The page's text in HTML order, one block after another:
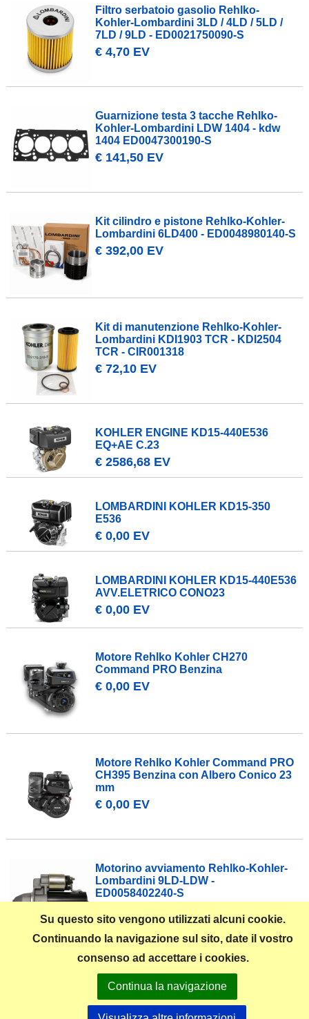
Su questo sito vengono utilizzati alcuni cookie.
Continuando la navigazione sul sito, date il vostro
consenso ad accettare i cookies.
Continua la navigazione
Filtro serbatoio gasolio Rehlko-
Kohler-Lombardini 3LD / 4LD / 5LD /
7LD / 9LD - ED0021750090-S
€ 4,70 EV
Guarnizione testa 3 tacche Rehlko-
Kohler-Lombardini LDW 1404 - kdw
1404 ED0047300190-S
€ 141,50 EV
Kit cilindro e pistone Rehlko-Kohler-
Lombardini 6LD400 - ED0048980140-S
€ 392,00 EV
Kit di manutenzione Rehlko-Kohler-
Lombardini KDI1903 TCR - KDI2504
TCR - CIR001318
€ 72,10 EV
KOHLER ENGINE KD15-440E536
EQ+AE C.23
€ 2586,68 EV
LOMBARDINI KOHLER KD15-350
E536
€ 0,00 EV
LOMBARDINI KOHLER KD15-440E536
AVV.ELETRICO CONO23
€ 0,00 EV
Motore Rehlko Kohler CH270
Command PRO Benzina
€ 0,00 EV
Motore Rehlko Kohler Command PRO
CH395 Benzina con Albero Conico 23
mm
€ 0,00 EV
Motorino avviamento Rehlko-Kohler-
Lombardini 9LD-LDW -
ED0058402240-S
Pagina 1 di 2